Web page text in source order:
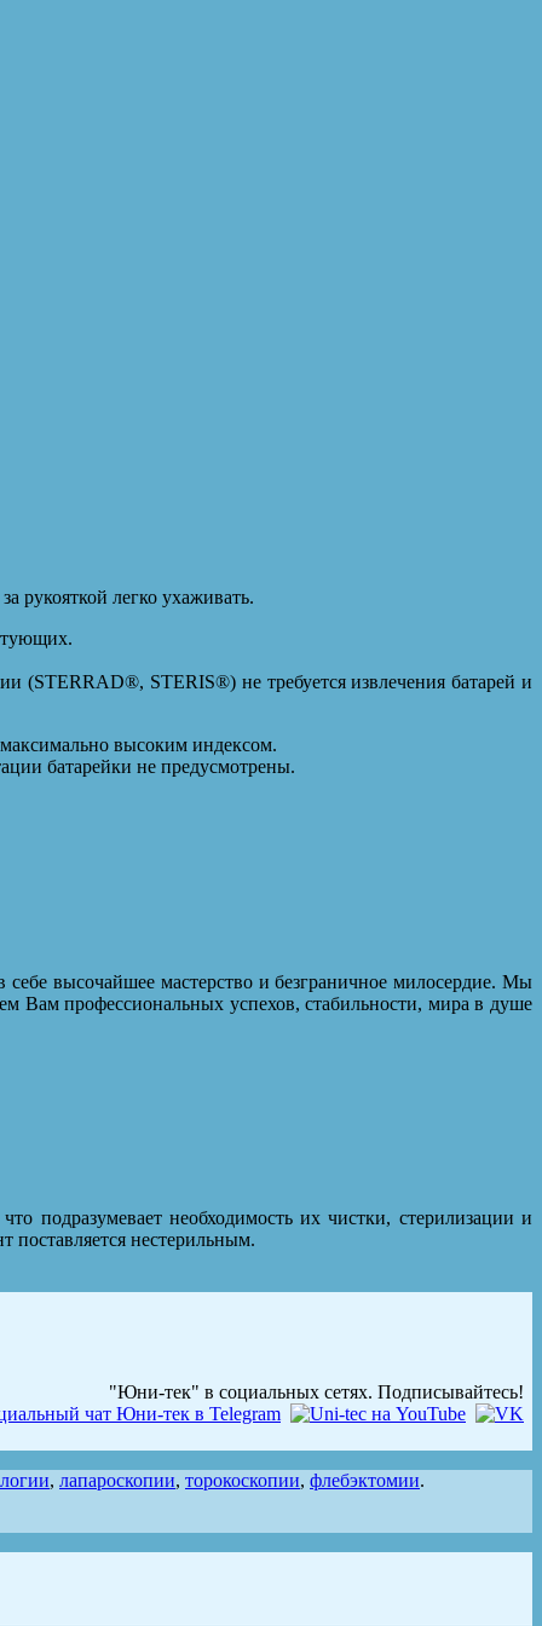
рукояткой легко ухаживать.
(STERRAD®, STERIS®) не требуется извлечения батарей и
высоким индексом.
батарейки не предусмотрены.
высочайшее мастерство и безграничное милосердие. Мы
Вам профессиональных успехов, стабильности, мира в душе
подразумевает необходимость их чистки, стерилизации и
поставляется нестерильным.
"Юни-тек" в социальных сетях. Подписывайтесь!
, лапароскопии, торокоскопии, флебэктомии.